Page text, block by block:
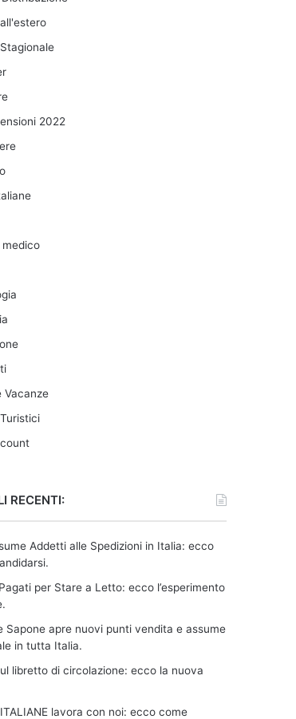
2022
Vacanze
RECENTI:
Addetti alle Spedizioni in Italia: ecco
per Stare a Letto: ecco l’esperimento
Sapone apre nuovi punti vendita e assume
in tutta Italia.
libretto di circolazione: ecco la nuova
ITALIANE lavora con noi: ecco come